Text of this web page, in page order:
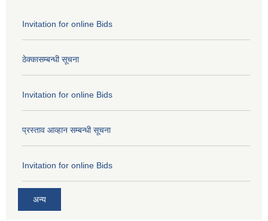
Invitation for online Bids
ठेक्कासम्बन्धी सूचना
Invitation for online Bids
प्रस्ताव आव्हान सम्बन्धी सूचना
Invitation for online Bids
अन्य